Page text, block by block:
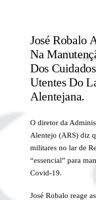
José Robalo
Na
Dos
Utentes Do
Alentejana.
O diretor da
Alentejo (ARS) diz
militares no lar de
“essencial” para
Covid-19.
José Robalo reage